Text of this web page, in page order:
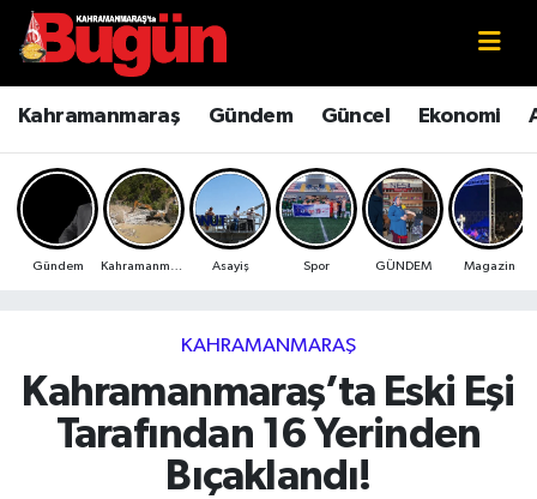
Kahramanmaraş Gündem Güncel Ekonomi
Gündem Asayiş Spor GÜNDEM Magazin
KAHRAMANMARAŞ
Kahramanmaraş’ta Eski Eşi
Tarafından 16 Yerinden
Bıçaklandı!
Kahramanmaraş
Kahramanmaraş Sokak Röportajları
Bilim ve Teknoloji
Çevre
Ekonomi
Kahramanmaraş Nöbetçi Eczaneler
Kahramanmaraş Hava Durumu
Kahramanmaraş Namaz Vakitleri
Kahramanmaraş Trafik Yoğunluk Haritası
Süper Lig Puan Durumu ve Fikstür
Tüm Manşetler
Son Dakika Haberleri